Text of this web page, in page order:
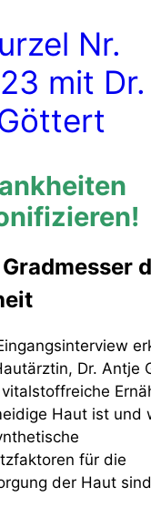
Nr.
mit
Dr. Antje
Haut ist und
für die
der Haut